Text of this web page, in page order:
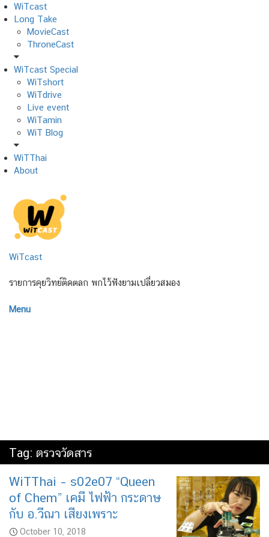
Skip
to
content
WiTcast
Long Take
MovieCast
ThroneCast
WiTcast Special
WiTshort
WiTdrive
Live event
WiTamin
WiT Blog
WiTThai
About
WiTcast
รายการคุยวิทย์ติดตลก พกไว้ฟังยามเปลี่ยวสมอง
Menu
Tag: ตรวจวัดสาร
WiTThai – s02e07 “Queen
of Chem” เคมี ไฟฟ้า กระดาษ
กับ อ.วีณา เสียงเพราะ
October 10, 2018